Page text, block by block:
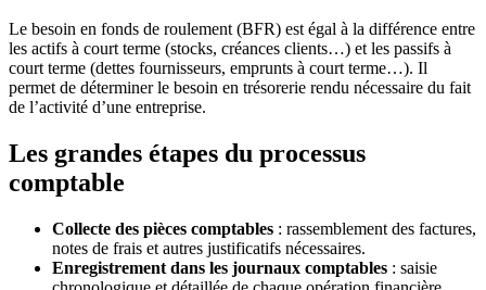
Le besoin en fonds de roulement (BFR) est égal à la différence entre
les actifs à court terme (stocks, créances clients…) et les passifs à
court terme (dettes fournisseurs, emprunts à court terme…). Il
permet de déterminer le besoin en trésorerie rendu nécessaire du fait
de l’activité d’une entreprise.
Les grandes étapes du processus
comptable
Collecte des pièces comptables : rassemblement des factures,
notes de frais et autres justificatifs nécessaires.
Enregistrement dans les journaux comptables : saisie